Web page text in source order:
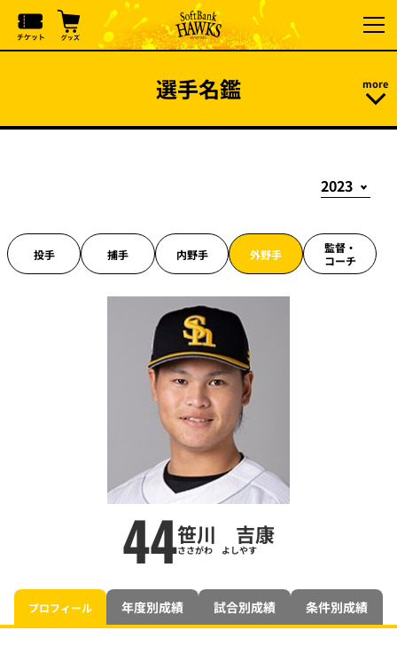
選手名鑑
投手 捕手 内野手 外野手
監督・
コーチ
44笹川 吉康
ささがわ よしやす
プロフィール 年度別成績 試合別成績 条件別成績